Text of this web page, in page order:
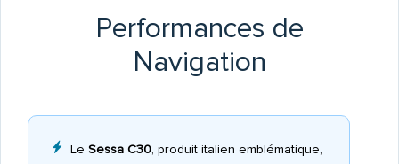
Performances de
Navigation
Le Sessa C30, produit italien emblématique,